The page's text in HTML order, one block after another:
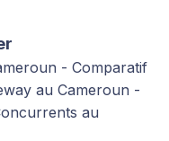
- Comparatif
au Cameroun -
au